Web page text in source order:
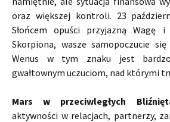
oraz większej kontroli. 23
Słońcem opuści przyjazną Wagę
Skorpiona, wasze samopoczucie
Wenus w tym znaku jest
gwałtownym uczuciom, nad którymi
Mars w przeciwległych
aktywności w relacjach, partnerzy,